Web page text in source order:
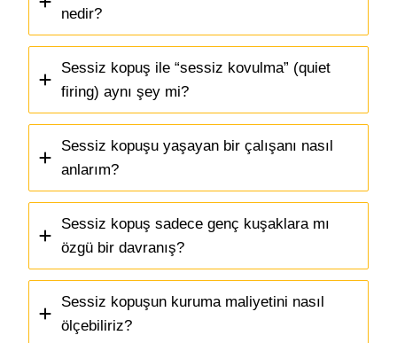
nedir?
Sessiz kopuş ile “sessiz kovulma” (quiet
firing) aynı şey mi?
Sessiz kopuşu yaşayan bir çalışanı nasıl
anlarım?
Sessiz kopuş sadece genç kuşaklara mı
özgü bir davranış?
Sessiz kopuşun kuruma maliyetini nasıl
ölçebiliriz?